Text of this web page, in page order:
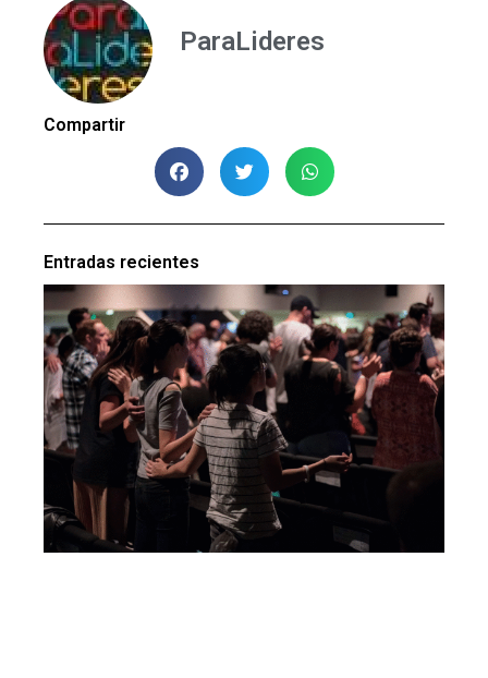
ParaLideres
Compartir
Entradas recientes